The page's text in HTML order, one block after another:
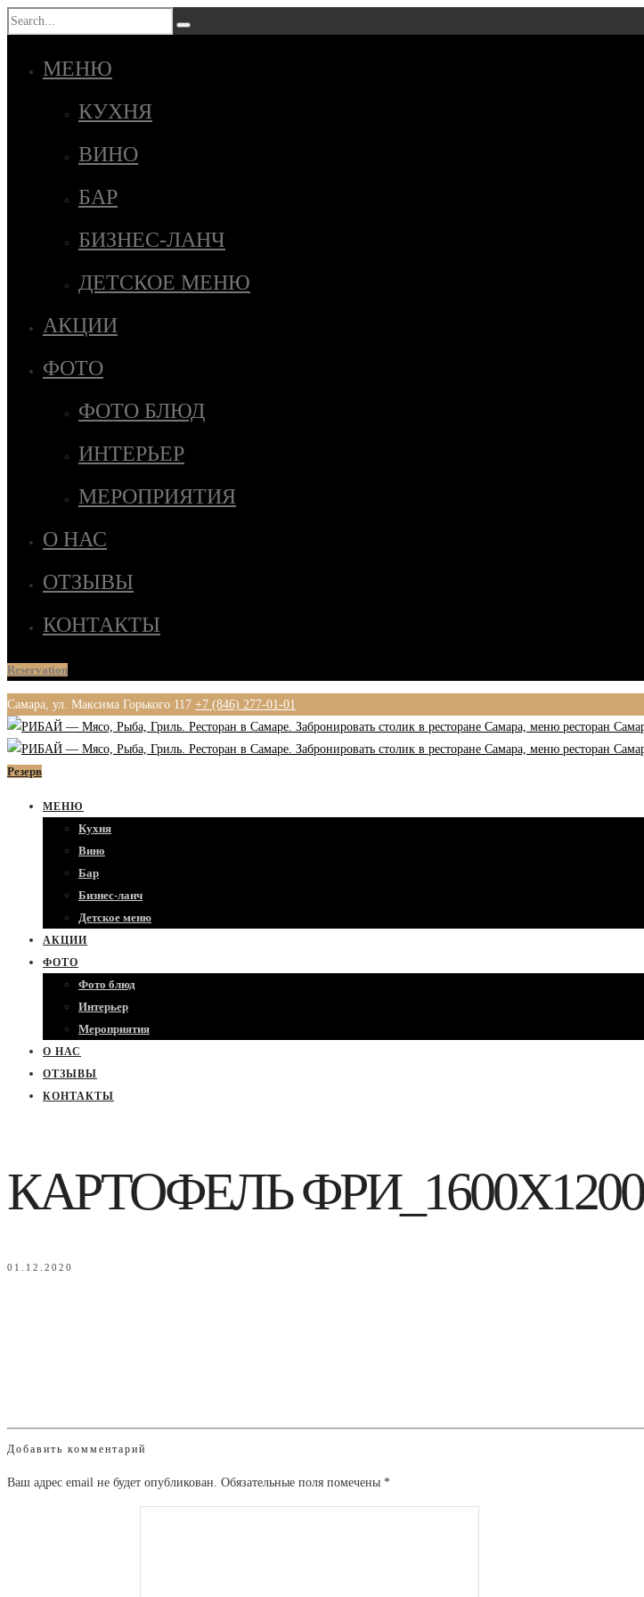
МЕНЮ
КУХНЯ
ВИНО
БАР
БИЗНЕС-ЛАНЧ
ДЕТСКОЕ МЕНЮ
АКЦИИ
ФОТО
ФОТО БЛЮД
ИНТЕРЬЕР
МЕРОПРИЯТИЯ
О НАС
ОТЗЫВЫ
КОНТАКТЫ
Reservation
Самара, ул. Максима Горького 117 +7 (846) 277-01-01
Резерв
МЕНЮ
Кухня
Вино
Бар
Бизнес-ланч
Детское меню
АКЦИИ
ФОТО
Фото блюд
Интерьер
Мероприятия
О НАС
ОТЗЫВЫ
КОНТАКТЫ
КАРТОФЕЛЬ ФРИ_1600Х1200
01.12.2020
Добавить комментарий
Ваш адрес email не будет опубликован. Обязательные поля помечены *